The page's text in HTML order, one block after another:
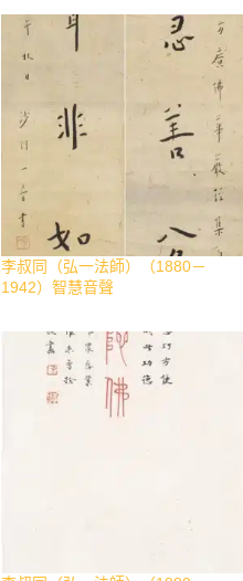
李叔同（弘一法師）（1880－
1942）智慧音聲